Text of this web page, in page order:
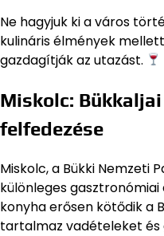
Ne hagyjuk ki a város
kulináris élmények
gazdagítják az utazást.
Miskolc:
felfedezése
Miskolc, a Bükki Nemzeti
különleges
konyha erősen kötődik a
tartalmaz vadételeket és